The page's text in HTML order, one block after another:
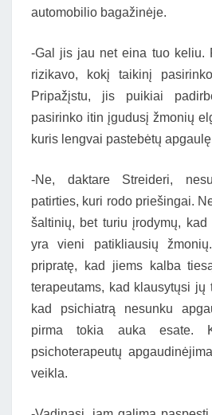
automobilio bagažinėje.
-Gal jis jau net eina tuo keliu.
rizikavo, kokį taikinį
Pripažįstu, jis puikiai
pasirinko itin įgudusį žmonių
kuris lengvai pastebėtų
-Ne, daktare Streideri,
patirties, kuri rodo priešingai.
šaltinių, bet turiu įrodymų, kad
yra vieni patikliausių
pripratę, kad jiems kalba
terapeutams, kad klausytųsi jų
kad psichiatrą nesunku
pirma tokia auka esate.
psichoterapeutų
veikla.